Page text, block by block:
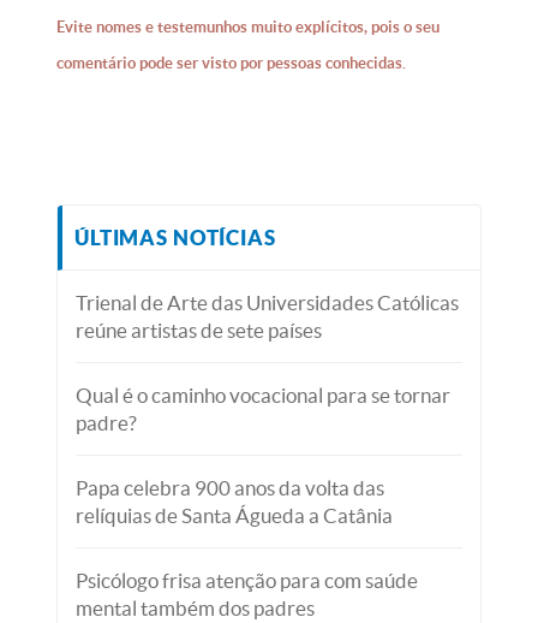
Evite nomes e testemunhos muito explícitos, pois o seu
comentário pode ser visto por pessoas conhecidas.
ÚLTIMAS NOTÍCIAS
Trienal de Arte das Universidades Católicas
reúne artistas de sete países
Qual é o caminho vocacional para se tornar
padre?
Papa celebra 900 anos da volta das
relíquias de Santa Águeda a Catânia
Psicólogo frisa atenção para com saúde
mental também dos padres